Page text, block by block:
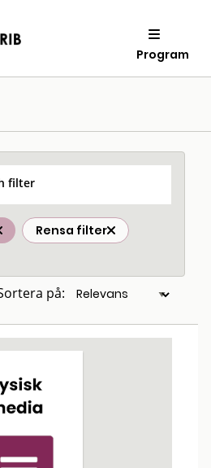
Program
filter
Rensa filter
på: